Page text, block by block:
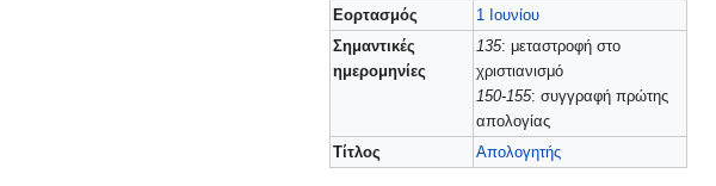
Εορτασμός
1 Ιουνίου
Σημαντικές
ημερομηνίες
135: μεταστροφή στο
χριστιανισμό
150-155: συγγραφή πρώτης
απολογίας
Τίτλος
Απολογητής